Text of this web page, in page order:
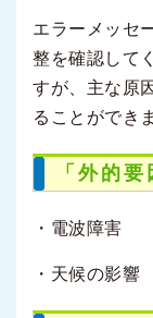
エラーメッセ
整を確認して
すが、主な原
ることができ
「外的
・電波障害
・天候の影響